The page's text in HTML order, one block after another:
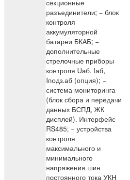
секционные
разъединители; − блок
контроля
аккумуляторной
батареи БКАБ; −
дополнительные
стрелочные приборы
контроля Uаб, Iаб,
Iподз.аб (опция); −
система мониторинга
(блок сбора и передачи
данных БСПД, ЖК
дисплей). Интерфейс
RS485; − устройства
контроля
максимального и
минимального
напряжения шин
постоянного тока УКН